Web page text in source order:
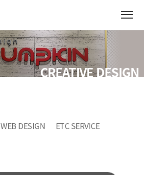
CREATIVE DESIGN
WEB DESIGN ETC SERVICE